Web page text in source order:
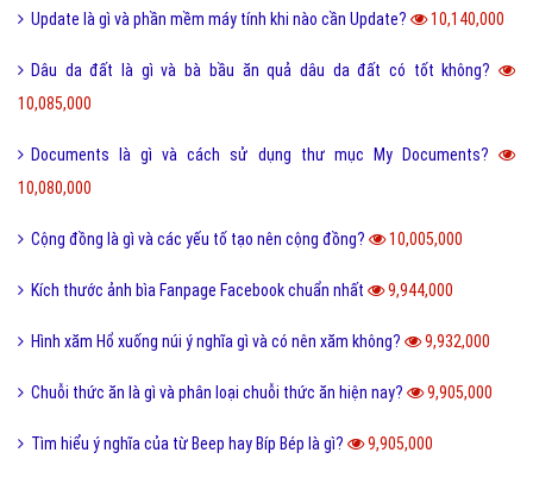
Update là gì và phần mềm máy tính khi nào cần Update? 10,140,000
Dâu da đất là gì và bà bầu ăn quả dâu da đất có tốt không?
10,085,000
Documents là gì và cách sử dụng thư mục My Documents?
10,080,000
Cộng đồng là gì và các yếu tố tạo nên cộng đồng? 10,005,000
Kích thước ảnh bìa Fanpage Facebook chuẩn nhất 9,944,000
Hình xăm Hổ xuống núi ý nghĩa gì và có nên xăm không? 9,932,000
Chuỗi thức ăn là gì và phân loại chuỗi thức ăn hiện nay? 9,905,000
Tìm hiểu ý nghĩa của từ Beep hay Bíp Bép là gì? 9,905,000